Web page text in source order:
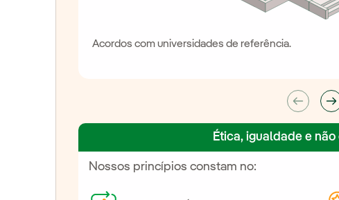
Acordos com universidades de referência.
Ética, igualdade e
Nossos princípios constam no: